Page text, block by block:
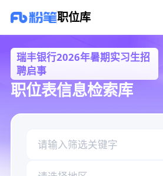
职位库
瑞丰银行2026年暑期实习生招
聘启事
职位表信息检索库